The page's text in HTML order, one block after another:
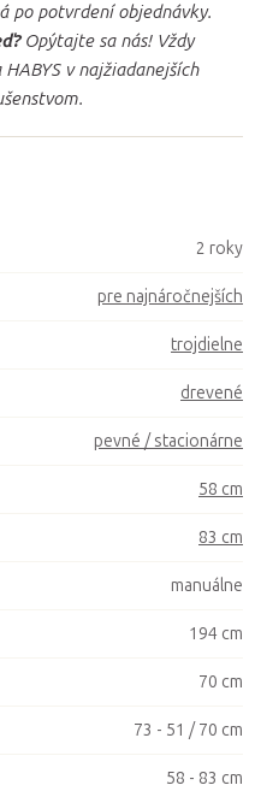
po potvrdení objednávky.
Opýtajte sa nás! Vždy
v najžiadanejších
2 roky
pre najnáročnejších
trojdielne
drevené
pevné / stacionárne
58 cm
83 cm
manuálne
194 cm
70 cm
73 - 51 / 70 cm
58 - 83 cm